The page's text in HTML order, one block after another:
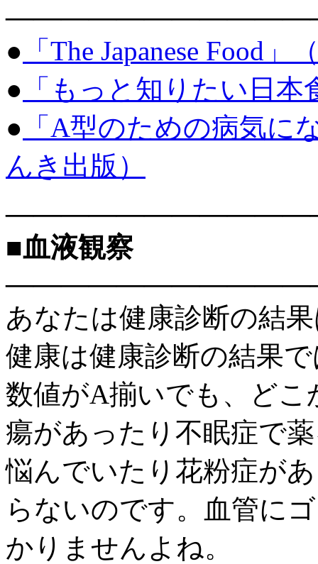
● 「The Japanese Food
● 「もっと知りたい日
● 「A型のための病気に
んき出版）
■血液観察
あなたは健康診断の結
健康は健康診断の結果
数値がA揃いでも、ど
瘍があったり不眠症で
悩んでいたり花粉症が
らないのです。血管に
かりませんよね。